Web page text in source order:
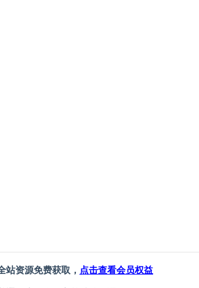
站资源免费获取， 点击查看会员权益